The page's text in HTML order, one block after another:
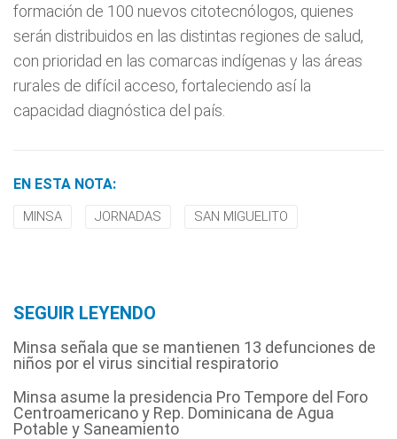
formación de 100 nuevos citotecnólogos, quienes
serán distribuidos en las distintas regiones de salud,
con prioridad en las comarcas indígenas y las áreas
rurales de difícil acceso, fortaleciendo así la
capacidad diagnóstica del país.
EN ESTA NOTA:
MINSA JORNADAS SAN MIGUELITO
SEGUIR LEYENDO
Minsa señala que se mantienen 13 defunciones de
niños por el virus sincitial respiratorio
Minsa asume la presidencia Pro Tempore del Foro
Centroamericano y Rep. Dominicana de Agua
Potable y Saneamiento